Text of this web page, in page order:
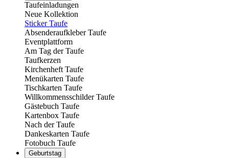
Taufeinladungen
Neue Kollektion
Sticker Taufe
Absenderaufkleber Taufe
Eventplattform
Am Tag der Taufe
Taufkerzen
Kirchenheft Taufe
Menükarten Taufe
Tischkarten Taufe
Willkommensschilder Taufe
Gästebuch Taufe
Kartenbox Taufe
Nach der Taufe
Dankeskarten Taufe
Fotobuch Taufe
Geburtstag